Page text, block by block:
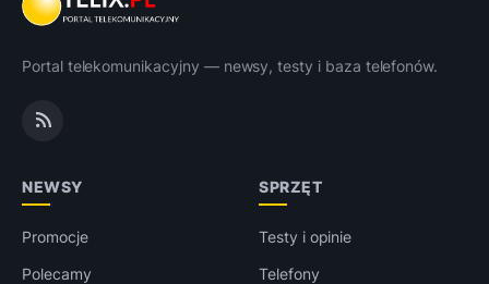
Portal telekomunikacyjny — newsy, testy i baza telefonów.
NEWSY
Promocje
Polecamy
SPRZĘT
Testy i opinie
Telefony